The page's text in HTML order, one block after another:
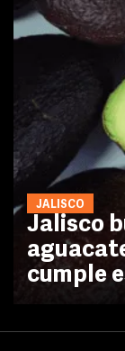
JALISCO
Jalisco
cumple